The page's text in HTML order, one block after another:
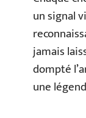
un signal
jamais
dompté
une